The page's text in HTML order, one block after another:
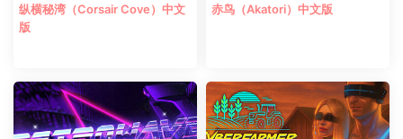
纵横秘湾（Corsair Cove）中文
版
赤鸟（Akatori）中文版